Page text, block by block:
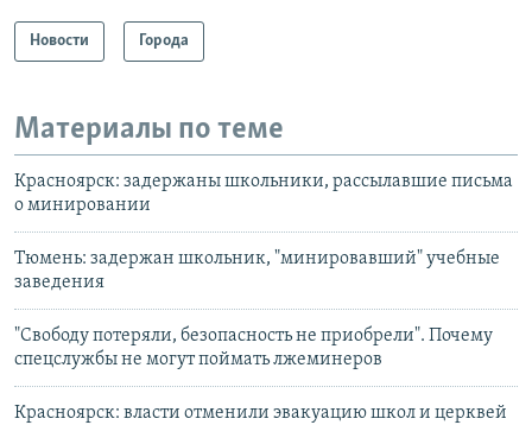
Новости Города
Материалы по теме
Красноярск: задержаны школьники, рассылавшие письма
о минировании
Тюмень: задержан школьник, "минировавший" учебные
заведения
"Свободу потеряли, безопасность не приобрели". Почему
спецслужбы не могут поймать лжеминеров
Красноярск: власти отменили эвакуацию школ и церквей